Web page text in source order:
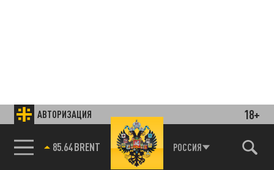
АВТОРИЗАЦИЯ 18+
85.64 BRENT РОССИЯ